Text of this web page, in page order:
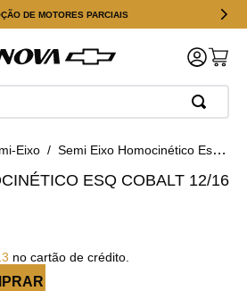
DE MOTORES PARCIAIS
Eixo Semi Eixo Homocinético Esq Cobalt 12/16 52110521GM
ESQ COBALT 12/16
no cartão de crédito.